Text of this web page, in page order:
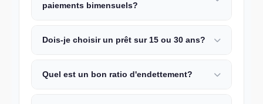
paiements bimensuels?
Dois-je choisir un prêt sur 15 ou 30 ans?
Quel est un bon ratio d'endettement?